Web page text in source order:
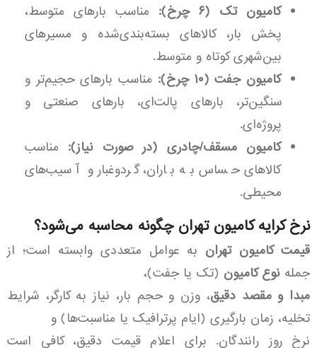
کامیون تک (۶ چرخ):
مناسب بارهای متوسط،
پخش بار، کالاهای بسته‌بندی‌شده و مسیرهای
بین‌شهری کوتاه و متوسط.
کامیون جفت (۱۰ چرخ):
مناسب بارهای حجیم‌تر و
سنگین‌تر، بارهای پالت‌ای، بارهای صنعتی و
پروژه‌ای.
کامیون مسقف/چادری (در صورت نیاز): مناسب
کالاهای حساس به باران، گردوغبار و آسیب‌های
محیطی.
نرخ کرایه کامیون تهران چگونه محاسبه می‌شود؟
قیمت کامیون تهران به عوامل متعددی وابسته است؛ از
جمله نوع کامیون (تک یا جفت)،
مبدا و مقصد دقیق، وزن و حجم بار، نیاز به کارگر، شرایط
تخلیه، زمان بارگیری (ایام پرترافیک یا مناسبت‌ها) و
نرخ روز رانندگان. برای اعلام قیمت دقیق، کافی است